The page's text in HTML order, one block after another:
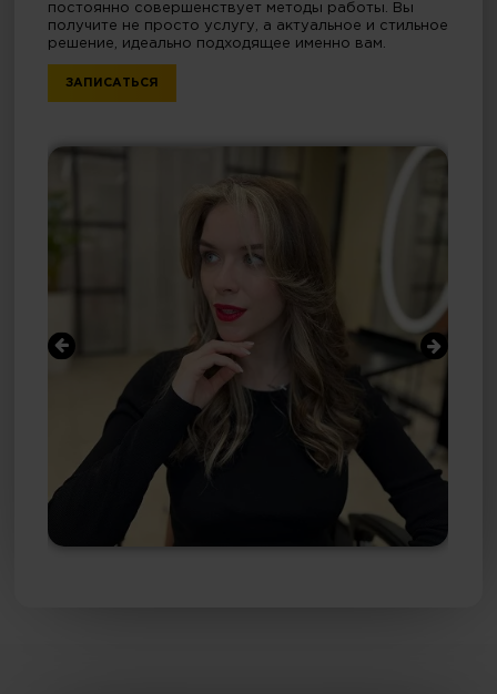
постоянно совершенствует методы работы. Вы
получите не просто услугу, а актуальное и стильное
решение, идеально подходящее именно вам.
ЗАПИСАТЬСЯ